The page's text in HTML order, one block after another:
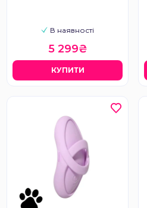
В наявності
5 299₴
КУПИТИ